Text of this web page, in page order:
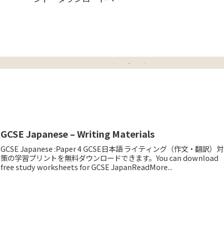
GCSE Japanese – Writing Materials
GCSE Japanese :Paper 4 GCSE日本語 ライティング（作文・翻訳）対
策の学習プリントを無料ダウンロードできます。You can download
free study worksheets for GCSE JapanReadMore...